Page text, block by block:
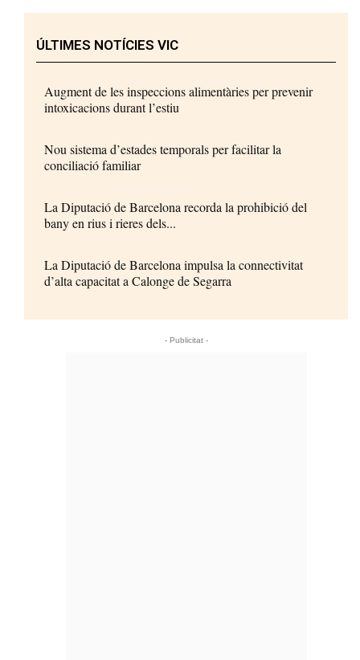
ÚLTIMES NOTÍCIES VIC
Augment de les inspeccions alimentàries per prevenir
intoxicacions durant l’estiu
Nou sistema d’estades temporals per facilitar la
conciliació familiar
La Diputació de Barcelona recorda la prohibició del
bany en rius i rieres dels...
La Diputació de Barcelona impulsa la connectivitat
d’alta capacitat a Calonge de Segarra
- Publicitat -